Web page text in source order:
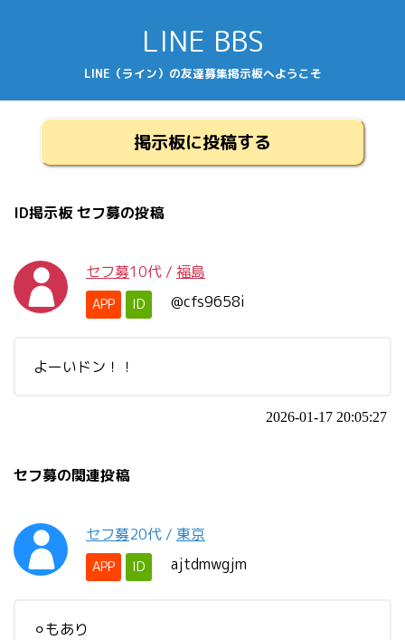
LINE BBS
LINE（ライン）の友達募集掲示板へようこそ
掲示板に投稿する
ID掲示板 セフ募の投稿
セフ募10代 / 福島
APP ID @cfs9658i
よーいドン！！
2026-01-17 20:05:27
セフ募の関連投稿
セフ募20代 / 東京
APP ID ajtdmwgjm
⚪︎もあり